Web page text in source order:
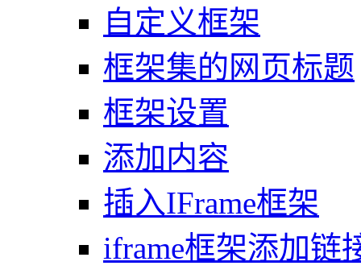
自定义框架
框架集的网页标题
框架设置
添加内容
插入IFrame框架
iframe框架添加链